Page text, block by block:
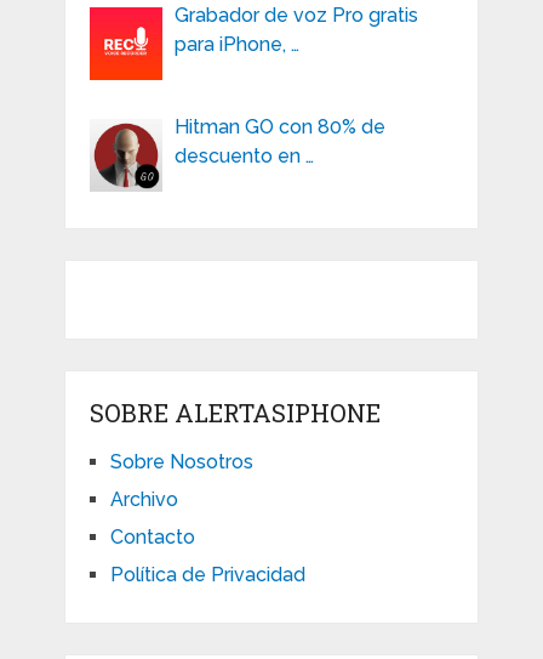
Grabador de voz Pro gratis
para iPhone, …
Hitman GO con 80% de
descuento en …
SOBRE ALERTASIPHONE
Sobre Nosotros
Archivo
Contacto
Política de Privacidad